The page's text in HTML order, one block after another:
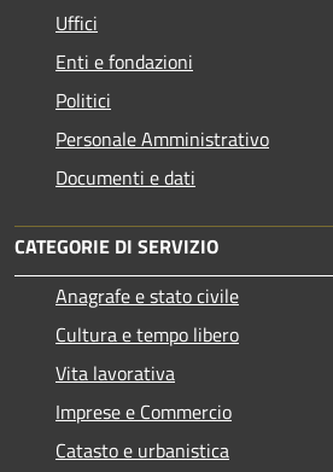
Uffici
Enti e fondazioni
Politici
Personale Amministrativo
Documenti e dati
CATEGORIE DI SERVIZIO
Anagrafe e stato civile
Cultura e tempo libero
Vita lavorativa
Imprese e Commercio
Catasto e urbanistica